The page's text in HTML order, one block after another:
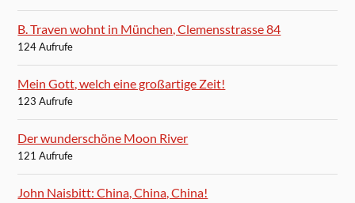
B. Traven wohnt in München, Clemensstrasse 84
124 Aufrufe
Mein Gott, welch eine großartige Zeit!
123 Aufrufe
Der wunderschöne Moon River
121 Aufrufe
John Naisbitt: China, China, China!